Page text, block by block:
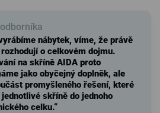
nábytek, víme, že právě
o celkovém dojmu.
na skříně AIDA proto
jako obyčejný doplněk, ale
promyšleného řešení, které
skříně do jednoho
celku.“